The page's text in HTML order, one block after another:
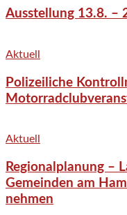
Ausstellung 13.8. –
Aktuell
Polizeiliche
Aktuell
Regionalplanung –
Gemeinden am
nehmen